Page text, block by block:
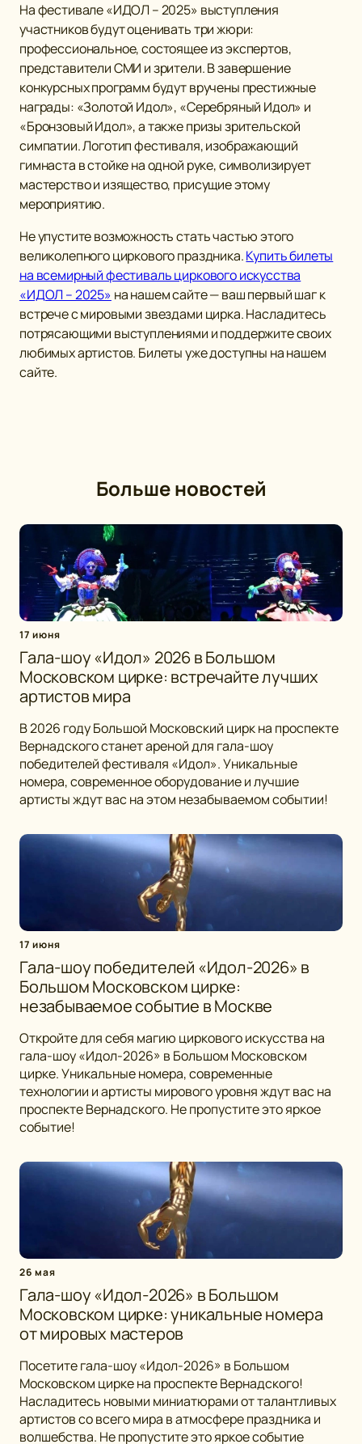
На фестивале «ИДОЛ – 2025» выступления
участников будут оценивать три жюри:
профессиональное, состоящее из экспертов,
представители СМИ и зрители. В завершение
конкурсных программ будут вручены престижные
награды: «Золотой Идол», «Серебряный Идол» и
«Бронзовый Идол», а также призы зрительской
симпатии. Логотип фестиваля, изображающий
гимнаста в стойке на одной руке, символизирует
мастерство и изящество, присущие этому
мероприятию.
Не упустите возможность стать частью этого
великолепного циркового праздника.Купить билеты
на всемирный фестиваль циркового искусства
«ИДОЛ – 2025» на нашем сайте — ваш первый шаг к
встрече с мировыми звездами цирка. Насладитесь
потрясающими выступлениями и поддержите своих
любимых артистов. Билеты уже доступны на нашем
сайте.
Больше новостей
17 июня
Гала-шоу «Идол» 2026 в Большом
Московском цирке: встречайте лучших
артистов мира
В 2026 году Большой Московский цирк на проспекте
Вернадского станет ареной для гала-шоу
победителей фестиваля «Идол». Уникальные
номера, современное оборудование и лучшие
артисты ждут вас на этом незабываемом событии!
17 июня
Гала-шоу победителей «Идол-2026» в
Большом Московском цирке:
незабываемое событие в Москве
Откройте для себя магию циркового искусства на
гала-шоу «Идол-2026» в Большом Московском
цирке. Уникальные номера, современные
технологии и артисты мирового уровня ждут вас на
проспекте Вернадского. Не пропустите это яркое
событие!
26 мая
Гала-шоу «Идол-2026» в Большом
Московском цирке: уникальные номера
от мировых мастеров
Посетите гала-шоу «Идол-2026» в Большом
Московском цирке на проспекте Вернадского!
Насладитесь новыми миниатюрами от талантливых
артистов со всего мира в атмосфере праздника и
волшебства. Не пропустите это яркое событие